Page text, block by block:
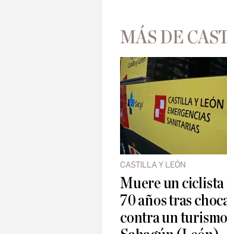
MÁS DE
CASTILLA Y LEÓN
Muere un ciclista
70 años tras
contra un